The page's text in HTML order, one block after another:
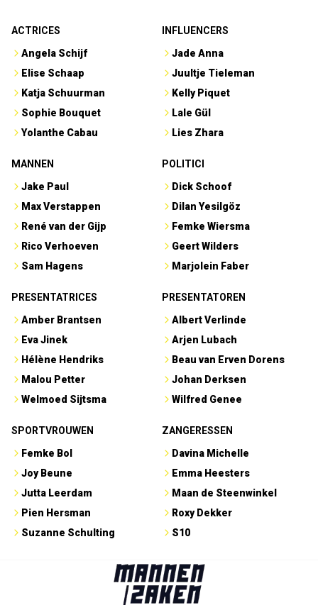
ACTRICES
Angela Schijf
Elise Schaap
Katja Schuurman
Sophie Bouquet
Yolanthe Cabau
INFLUENCERS
Jade Anna
Juultje Tieleman
Kelly Piquet
Lale Gül
Lies Zhara
MANNEN
Jake Paul
Max Verstappen
René van der Gijp
Rico Verhoeven
Sam Hagens
POLITICI
Dick Schoof
Dilan Yesilgöz
Femke Wiersma
Geert Wilders
Marjolein Faber
PRESENTATRICES
Amber Brantsen
Eva Jinek
Hélène Hendriks
Malou Petter
Welmoed Sijtsma
PRESENTATOREN
Albert Verlinde
Arjen Lubach
Beau van Erven Dorens
Johan Derksen
Wilfred Genee
SPORTVROUWEN
Femke Bol
Joy Beune
Jutta Leerdam
Pien Hersman
Suzanne Schulting
ZANGERESSEN
Davina Michelle
Emma Heesters
Maan de Steenwinkel
Roxy Dekker
S10